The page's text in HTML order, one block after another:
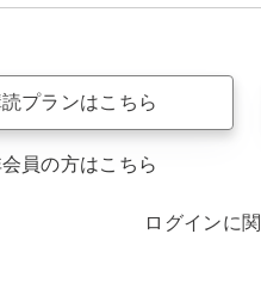
読プランはこちら
員の方はこちら
ログインに